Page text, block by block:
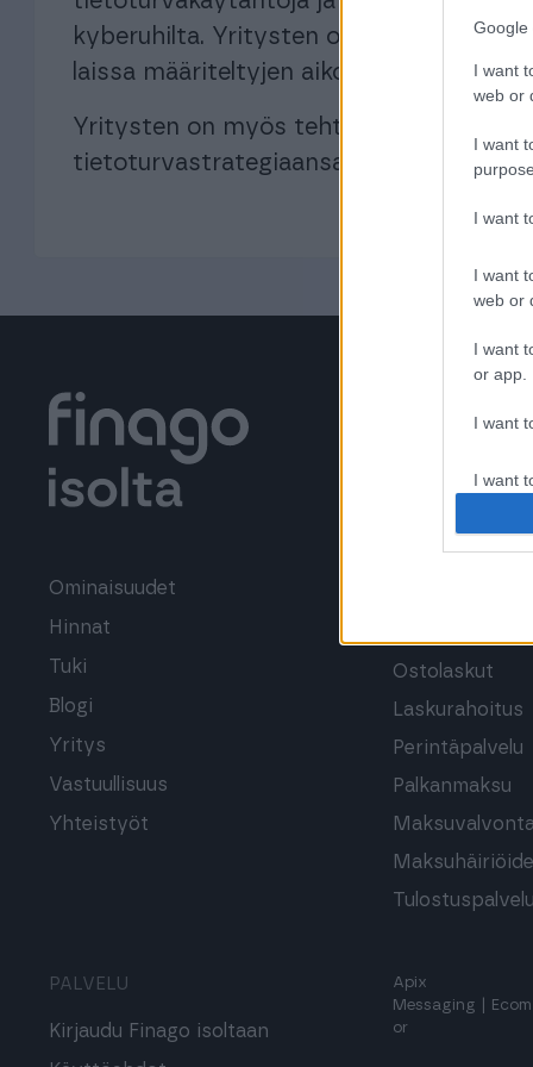
Google
I want
web or
I want
I want
I want
web or
I want
or app.
I want
I want
kyberuhilta. Yritysten on raportoitava
laissa määriteltyjen aikojen puitteissa.
Yritysten on myös tehtävä säännöllisiä
tietoturvastrategiaansa vastaamaan
Ominaisuudet
Hinnat
Tuki
Blogi
Yritys
Vastuullisuus
Yhteistyöt
Ostolaskut
Laskurahoitus
Perintäpalvelu
Palkanmaksu
Maksuvalvonta
Tulostuspalvelu
PALVELU
Kirjaudu Finago isoltaan
Apix
Messaging
Ecom
or